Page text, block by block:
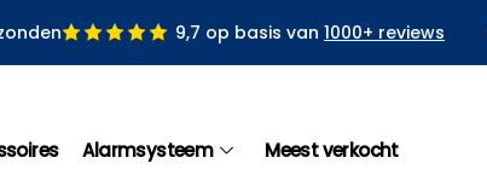
9,7 op basis van 1000+ reviews
Alarmsysteem Meest verkocht